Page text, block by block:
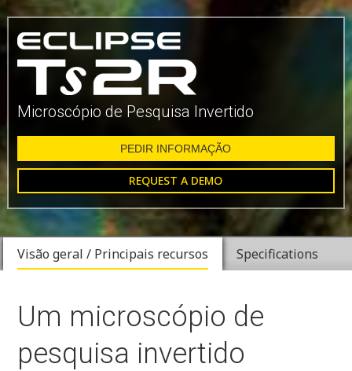
Microscópio de Pesquisa Invertido
PEDIR INFORMAÇÃO
REQUEST A DEMO
Visão geral / Principais recursos Specifications
Um microscópio de
pesquisa invertido